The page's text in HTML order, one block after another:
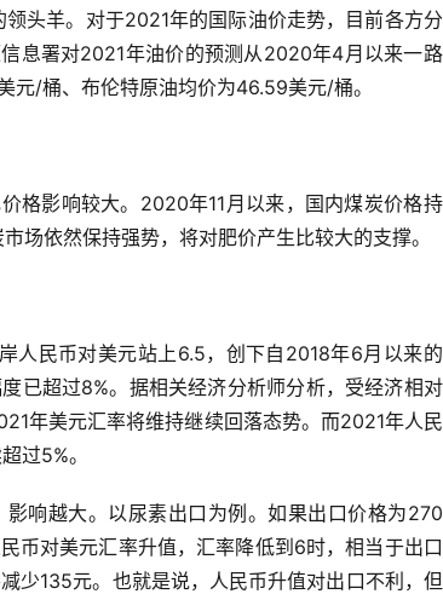
头羊。 对于2021年的国际油价走势，目前各方分
息署对2021年油价的预测从2020年4月以来一
元/桶、布伦特原油均价为46.59美元/桶。
格影响较大。 2020年11月以来，国内煤炭价格
市场依然保持强势，将对肥价产生比较大的支撑。
人民币对美元站上6.5，创下自2018年6月以来
已超过8%。据相关经济分析师分析，受经济相
年美元汇率将维持继续回落态势。而2021年人
过5%。
响越大。以尿素出口为例。如果出口价格为
币对美元汇率升值，汇率降低到6时，相当于出
少135元。也就是说，人民币升值对出口不利，